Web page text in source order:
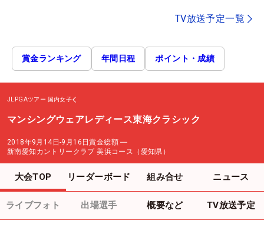
TV放送予定一覧
賞金ランキング 年間日程 ポイント・成績
JLPGAツアー 国内女子
マンシングウェアレディース東海クラシック
2018年9月14日-9月16日賞金総額 ―
新南愛知カントリークラブ 美浜コース（愛知県）
大会TOP リーダーボード 組み合せ ニュース
ライブフォト 出場選手 概要など TV放送予定